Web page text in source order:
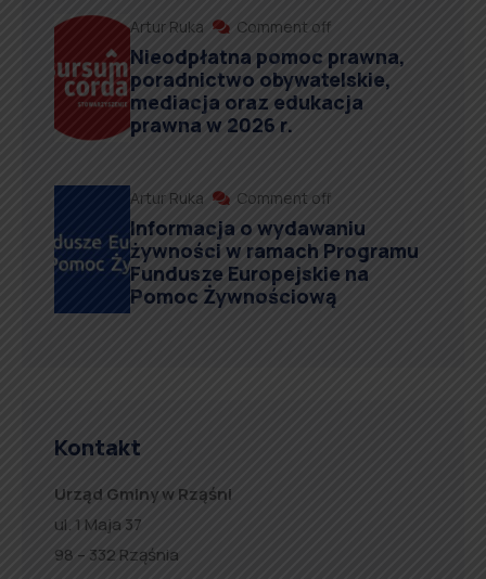
Artur Ruka Comment off
Nieodpłatna pomoc prawna,
poradnictwo obywatelskie,
mediacja oraz edukacja
prawna w 2026 r.
Artur Ruka Comment off
Informacja o wydawaniu
żywności w ramach Programu
Fundusze Europejskie na
Pomoc Żywnościową
Kontakt
Urząd Gminy w Rząśni
ul. 1 Maja 37
98 – 332 Rząśnia